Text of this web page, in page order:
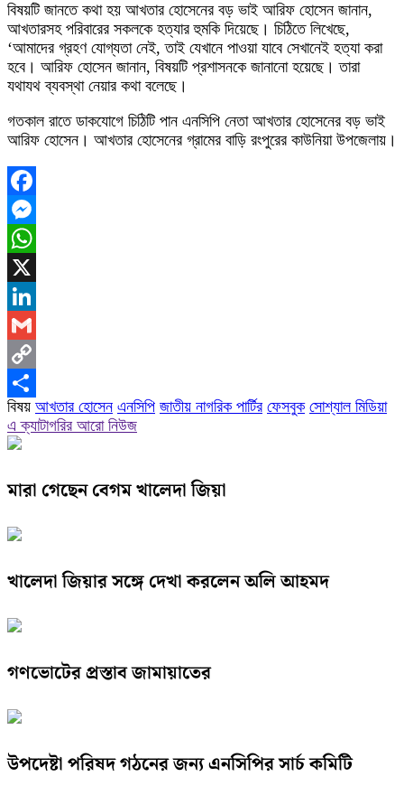
বিষয়টি জানতে কথা হয় আখতার হোসেনের বড় ভাই আরিফ হোসেন জানান,
আখতারসহ পরিবারের সকলকে হত্যার হুমকি দিয়েছে। চিঠিতে লিখেছে,
‘আমাদের গ্রহণ যোগ্যতা নেই, তাই যেখানে পাওয়া যাবে সেখানেই হত্যা করা
হবে। আরিফ হোসেন জানান, বিষয়টি প্রশাসনকে জানানো হয়েছে। তারা
যথাযথ ব্যবস্থা নেয়ার কথা বলেছে।
গতকাল রাতে ডাকযোগে চিঠিটি পান এনসিপি নেতা আখতার হোসেনের বড় ভাই
আরিফ হোসেন। আখতার হোসেনের গ্রামের বাড়ি রংপুরের কাউনিয়া উপজেলায়।
Facebook
Messenger
WhatsApp
X
LinkedIn
Gmail
Copy
Link
Share
বিষয় আখতার হোসেন এনসিপি জাতীয় নাগরিক পার্টির ফেসবুক সোশ্যাল মিডিয়া
এ ক্যাটাগরির আরো নিউজ
মারা গেছেন বেগম খালেদা জিয়া
খালেদা জিয়ার সঙ্গে দেখা করলেন অলি আহমদ
গণভোটের প্রস্তাব জামায়াতের
উপদেষ্টা পরিষদ গঠনের জন্য এনসিপির সার্চ কমিটি